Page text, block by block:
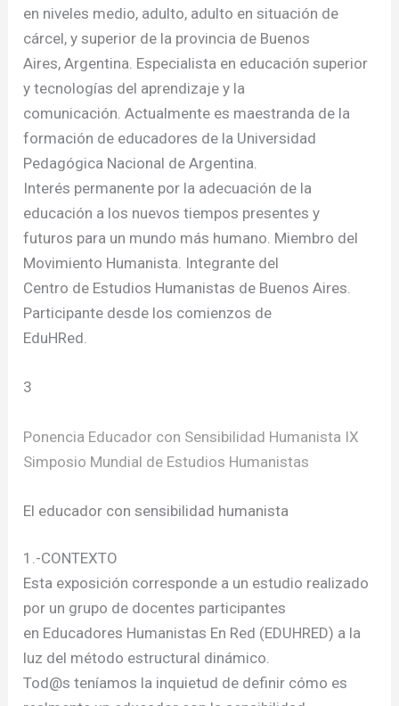
en niveles medio, adulto, adulto en situación de
cárcel, y superior de la provincia de Buenos
Aires, Argentina. Especialista en educación superior
y tecnologías del aprendizaje y la
comunicación. Actualmente es maestranda de la
formación de educadores de la Universidad
Pedagógica Nacional de Argentina.
Interés permanente por la adecuación de la
educación a los nuevos tiempos presentes y
futuros para un mundo más humano. Miembro del
Movimiento Humanista. Integrante del
Centro de Estudios Humanistas de Buenos Aires.
Participante desde los comienzos de
EduHRed.
3
Ponencia Educador con Sensibilidad Humanista IX
Simposio Mundial de Estudios Humanistas
El educador con sensibilidad humanista
1.-CONTEXTO
Esta exposición corresponde a un estudio realizado
por un grupo de docentes participantes
en Educadores Humanistas En Red (EDUHRED) a la
luz del método estructural dinámico.
Tod@s teníamos la inquietud de definir cómo es